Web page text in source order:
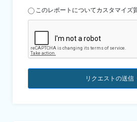
このレポートについてカスタマイズ
リクエストの送信